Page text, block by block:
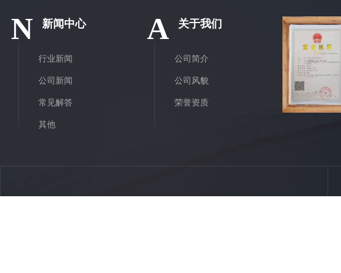
N 新闻中心
行业新闻
公司新闻
常见解答
其他
A 关于我们
公司简介
公司风貌
荣誉资质